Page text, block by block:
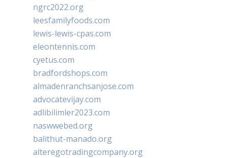
ngrc2022.org
leesfamilyfoods.com
lewis-lewis-cpas.com
eleontennis.com
cyetus.com
bradfordshops.com
almadenranchsanjose.com
advocatevijay.com
adlibilimler2023.com
naswwebed.org
balithut-manado.org
alteregotradingcompany.org